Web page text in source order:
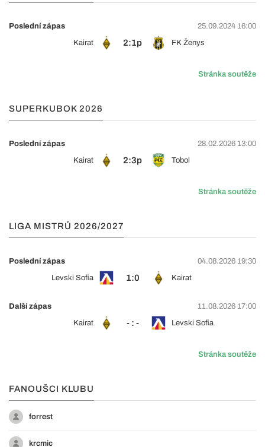
Poslední zápas
25.09.2024 16:00
Kairat
2:1p FK Ženys
Stránka soutěže
SUPERKUBOK 2026
Poslední zápas
28.02.2026 13:00
Kairat
2:3p Tobol
Stránka soutěže
LIGA MISTRŮ 2026/2027
Poslední zápas
04.08.2026 19:30
Levski Sofia
1:0 Kairat
Další zápas
11.08.2026 17:00
Kairat
- : - Levski Sofia
Stránka soutěže
FANOUŠCI KLUBU
forrest
krcmic